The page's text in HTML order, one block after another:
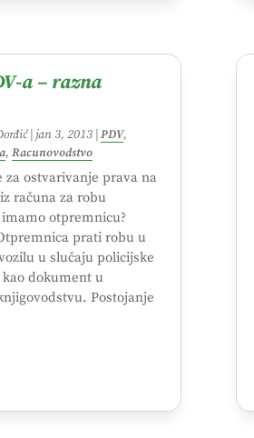
a – razna
| jan 3, 2013 PDV,
, Racunovodstvo
za ostvarivanje prava na
računa za robu
otpremnicu?
prati robu u
u slučaju policijske
dokument u
Postojanje